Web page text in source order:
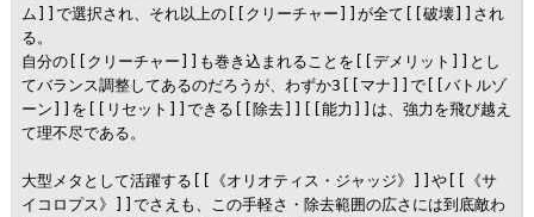
ム]]で選択され、それ以上の[[クリーチャー]]が全て[[破壊]]され
る。
自分の[[クリーチャー]]も巻き込まれることを[[デメリット]]とし
てバランス調整してあるのだろうが、わずか3[[マナ]]で[[バトルゾ
ーン]]を[[リセット]]できる[[除去]][[能力]]は、強力を飛び越え
て理不尽である。
大型メタとして活躍する[[《オリオティス・ジャッジ》]]や[[《サ
イコロプス》]]でさえも、この手軽さ・除去範囲の広さには到底敵わ